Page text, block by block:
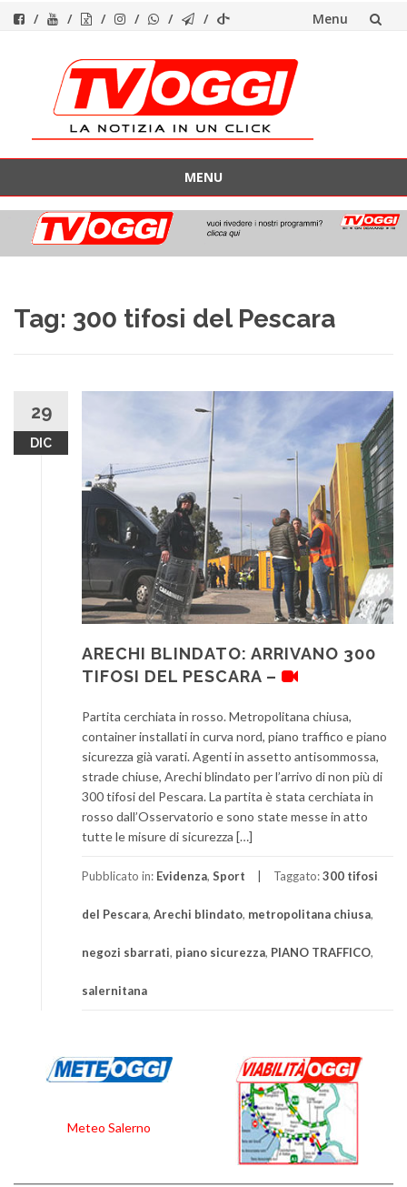
Menu
contenuto
MENU
contenuto
Tag: 300 tifosi del Pescara
29
DIC
ARECHI BLINDATO: ARRIVANO 300
TIFOSI DEL PESCARA –
Partita cerchiata in rosso. Metropolitana chiusa,
container installati in curva nord, piano traffico e piano
sicurezza già varati. Agenti in assetto antisommossa,
strade chiuse, Arechi blindato per l’arrivo di non più di
300 tifosi del Pescara. La partita è stata cerchiata in
rosso dall’Osservatorio e sono state messe in atto
tutte le misure di sicurezza […]
Pubblicato in: Evidenza, Sport Taggato:300 tifosi
del Pescara, Arechi blindato, metropolitana chiusa,
negozi sbarrati, piano sicurezza, PIANO TRAFFICO,
salernitana
Meteo Salerno